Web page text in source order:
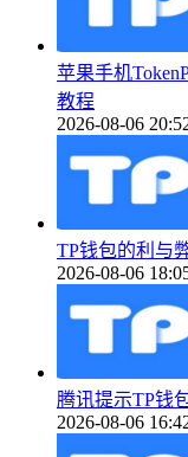
苹果手机
教程
2026-08-06
TP钱包的利与
2026-08-06
腾讯提示TP钱
2026-08-06